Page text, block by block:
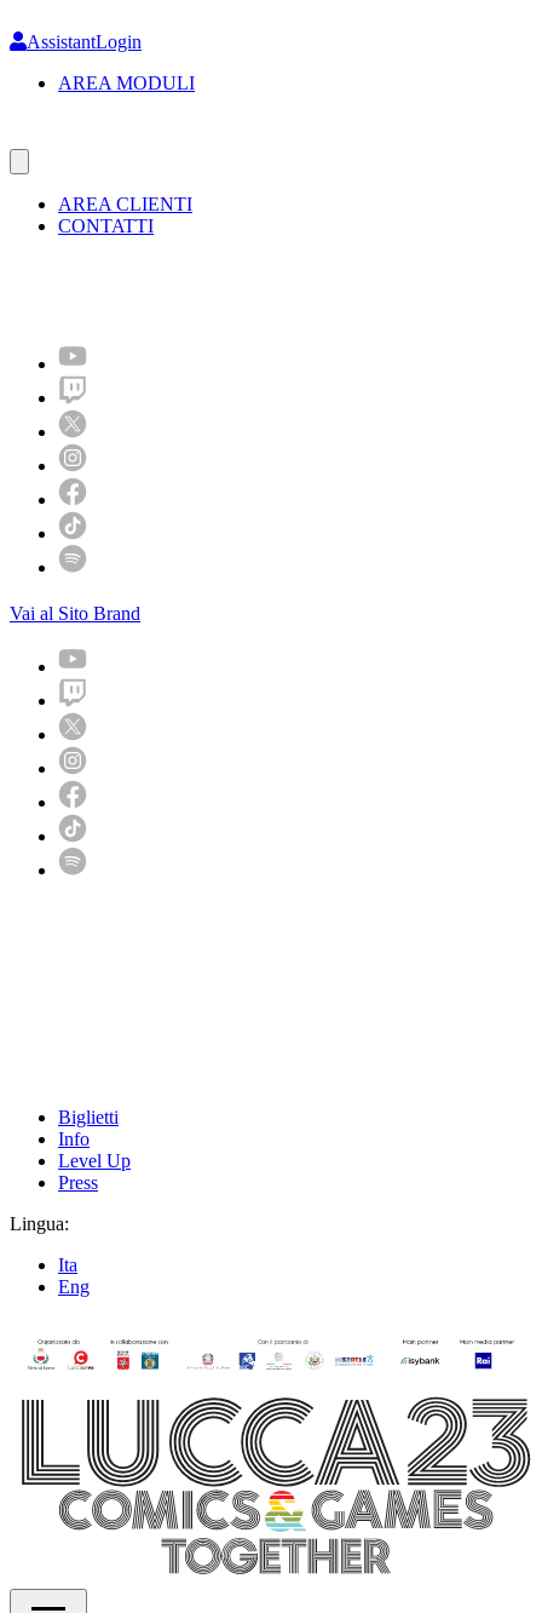
to
content
AssistantLogin
AREA MODULI
AREA CLIENTI
CONTATTI
Vai al Sito Brand
Biglietti
Info
Level Up
Press
Lingua:
Ita
Eng